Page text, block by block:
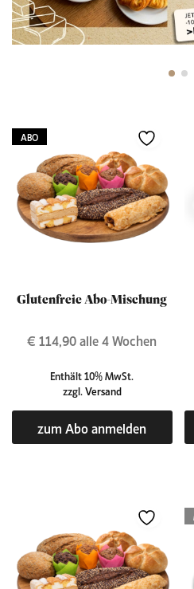
ABO
Glutenfreie Abo-Mischung
€ 114,90alle 4 Wochen
Enthält 10% MwSt.
zzgl.Versand
zum Abo anmelden